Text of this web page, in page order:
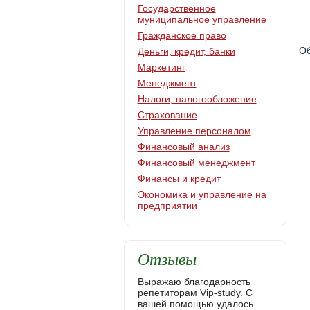
Государственное
муниципальное управление
Гражданское право
Деньги, кредит, банки
Маркетинг
Менеджмент
Налоги, налогообложение
Страхование
Управление персоналом
Финансовый анализ
Финансовый менеджмент
Финансы и кредит
Экономика и управление на
предприятии
Отзывы
Выражаю благодарность
репетиторам Vip-study. С
вашей помощью удалось